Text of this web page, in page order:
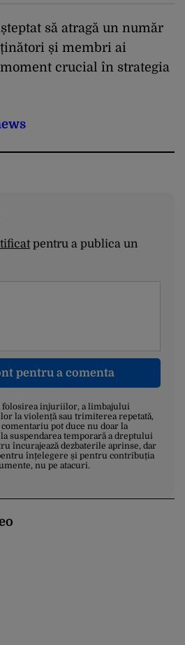
să atragă un număr
și membri ai
crucial în strategia
pentru a publica un
pentru a comenta
folosirea injuriilor, a limbajului
la violență sau trimiterea repetată,
pot duce nu doar la
suspendarea temporară a dreptului
încurajează dezbaterile aprinse, dar
înțelegere și pentru contribuția
nu pe atacuri.